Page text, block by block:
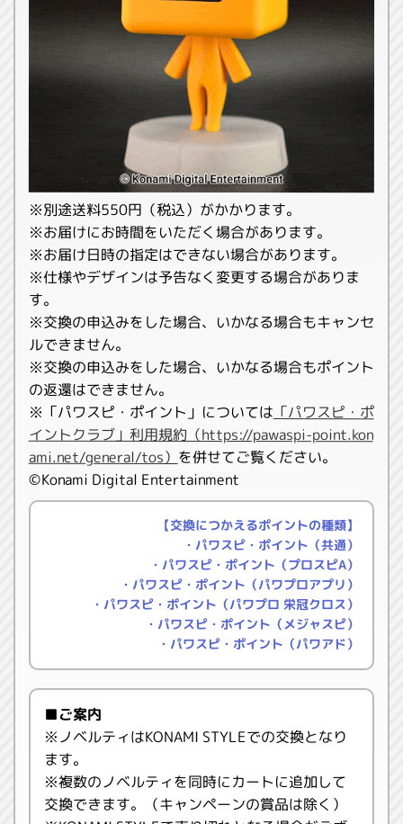
※別途送料550円（税込）がかかります。
※お届けにお時間をいただく場合があります。
※お届け日時の指定はできない場合があります。
※仕様やデザインは予告なく変更する場合がありま
す。
※交換の申込みをした場合、いかなる場合もキャンセ
ルできません。
※交換の申込みをした場合、いかなる場合もポイント
の返還はできません。
※「パワスピ・ポイント」については 「パワスピ・ポ
イントクラブ」利用規約（https://pawaspi-point.kon
ami.net/general/tos） を併せてご覧ください。
©Konami Digital Entertainment
【交換につかえるポイントの種類】
・パワスピ・ポイント（共通）
・パワスピ・ポイント（プロスピA）
・パワスピ・ポイント（パワプロアプリ）
・パワスピ・ポイント（パワプロ 栄冠クロス）
・パワスピ・ポイント（メジャスピ）
・パワスピ・ポイント（パワアド）
■ご案内
※ノベルティはKONAMI STYLEでの交換となり
ます。
※複数のノベルティを同時にカートに追加して
交換できます。（キャンペーンの賞品は除く）